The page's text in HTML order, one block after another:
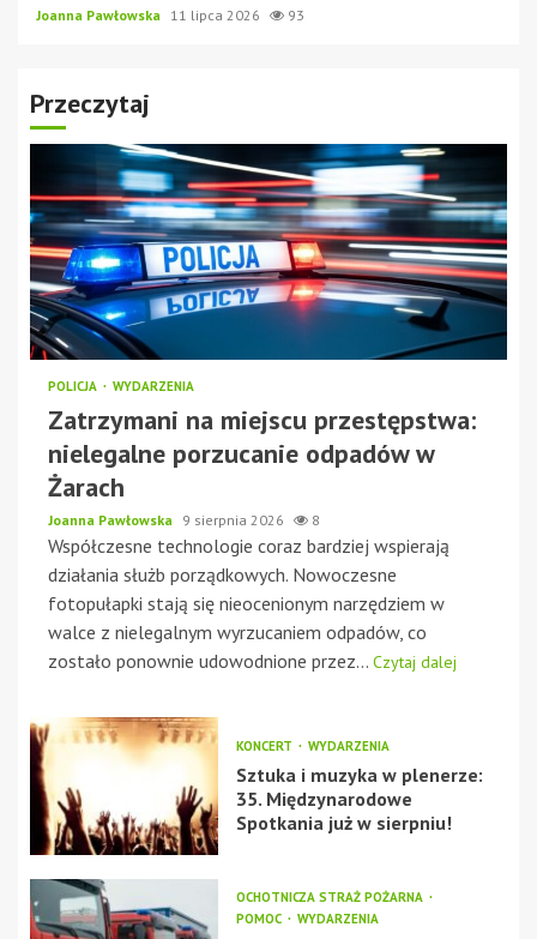
Joanna Pawłowska 11 lipca 2026 93
Przeczytaj
POLICJA WYDARZENIA
Zatrzymani na miejscu przestępstwa:
nielegalne porzucanie odpadów w
Żarach
Joanna Pawłowska 9 sierpnia 2026 8
Współczesne technologie coraz bardziej wspierają
działania służb porządkowych. Nowoczesne
fotopułapki stają się nieocenionym narzędziem w
walce z nielegalnym wyrzucaniem odpadów, co
zostało ponownie udowodnione przez... Czytaj dalej
KONCERT WYDARZENIA
Sztuka i muzyka w plenerze:
35. Międzynarodowe
Spotkania już w sierpniu!
OCHOTNICZA STRAŻ POŻARNA
POMOC
WYDARZENIA